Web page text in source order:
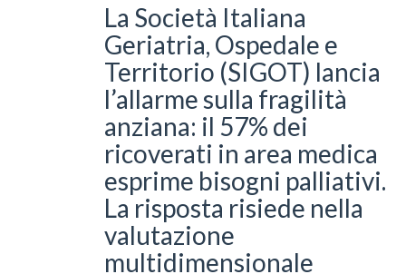
La Società Italiana
Geriatria, Ospedale e
Territorio (SIGOT) lancia
l’allarme sulla fragilità
anziana: il 57% dei
ricoverati in area medica
esprime bisogni palliativi.
La risposta risiede nella
valutazione
multidimensionale